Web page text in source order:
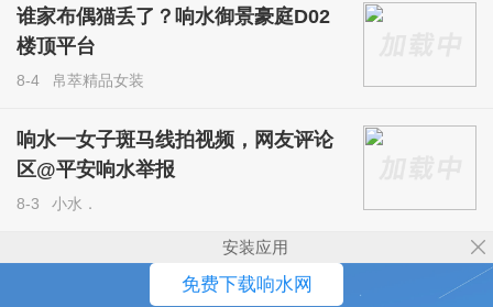
谁家布偶猫丢了？响水御景豪庭D02
楼顶平台
8-4 帛萃精品女装
响水一女子斑马线拍视频，网友评论
区@平安响水举报
8-3 小水．
安装应用
免费下载响水网